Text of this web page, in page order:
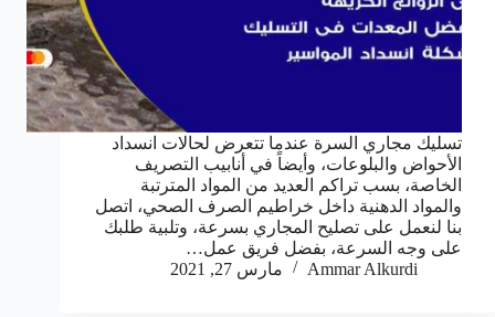
تسليك مجاري السرة عندما تتعرض لحالات انسداد
الأحواض والبلوعات، وأيضاً في أنابيب التصريف
الخاصة، بسب تراكم العديد من المواد المترتبة
والمواد الدهنية داخل خراطيم الصرف الصحي، اتصل
بنا لنعمل على تصليح المجاري بسرعة، وتلبية طلبك
على وجه السرعة، بفضل فريق عمل…
Ammar Alkurdi
مارس 27, 2021